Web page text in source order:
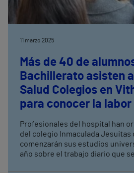
11 marzo 2025
Más de 40 de
Bachillerato asisten
Salud Colegios en
para conocer la labor
Profesionales del hospital han
del colegio Inmaculada Jesuitas
comenzarán sus estudios
año sobre el trabajo diario que